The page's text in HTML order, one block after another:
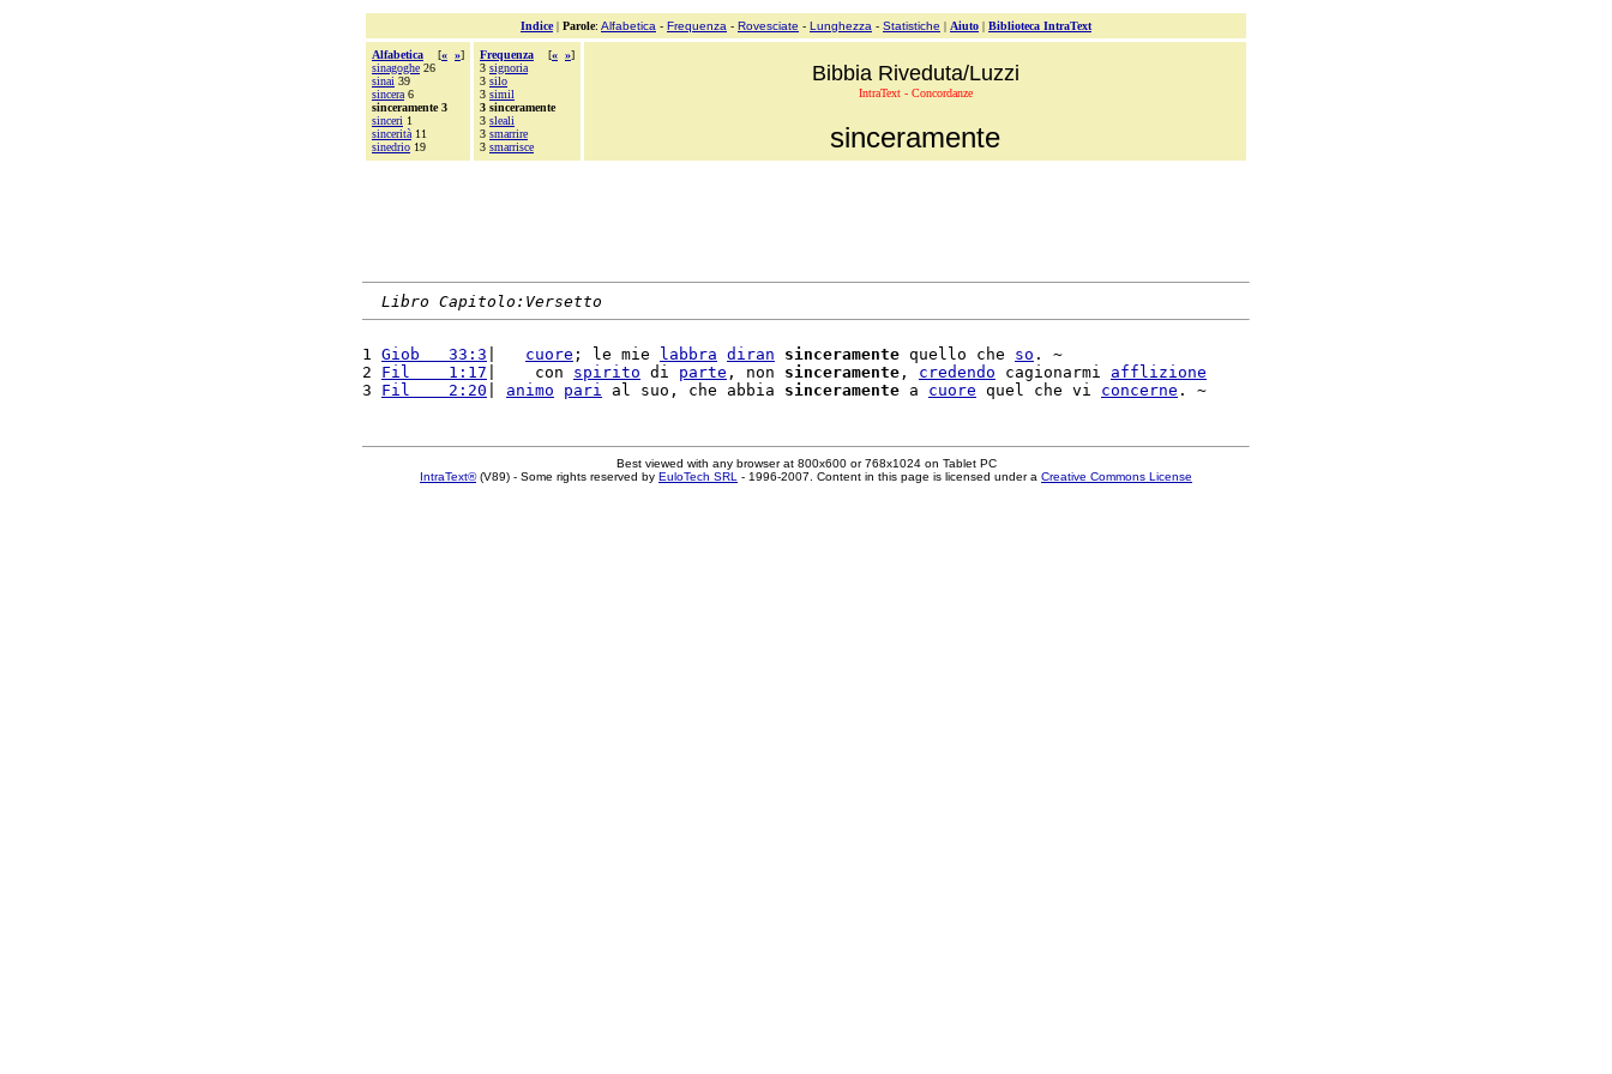
Indice| Parole: Alfabetica - Frequenza - Rovesciate - Lunghezza - Statistiche | Aiuto | Biblioteca IntraText
Alfabetica [« »]
sinagoghe 26
sinai 39
sincera 6
sinceramente 3
sinceri 1
sincerità 11
sinedrio 19
Frequenza [« »]
3 signoria
3 silo
3 simil
3 sinceramente
3 sleali
3 smarrire
3 smarrisce
Bibbia Riveduta/Luzzi
IntraText - Concordanze
sinceramente
Libro Capitolo:Versetto
1 Giob   33:3 cuore ; le mie labbra diran sinceramente quello che so . ~
2 Fil    1:17 |    con spirito di parte , non sinceramente , credendo cagionarmi afflizione
3 Fil    2:20 animo pari al suo, che abbia sinceramente a cuore quel che vi concerne
Best viewed with any browser at 800x600 or 768x1024 on Tablet PC
IntraText®(V89) - Some rights reserved by EuloTech SRL - 1996-2007. Content in this page is licensed under a Creative Commons License